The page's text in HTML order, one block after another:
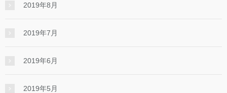
2019年8月
2019年7月
2019年6月
2019年5月